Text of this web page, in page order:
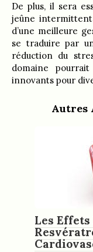
De plus, il sera
jeûne
d’une meilleure
se traduire par
réduction du
domaine
innovants pour
Autres
Les